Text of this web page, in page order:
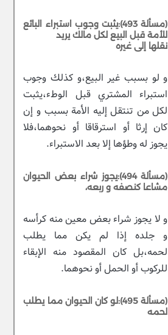
(مسألة 493):يثبت وجوب استبراء البائع
للأمة قبل البيع لكل مالك يريد
نقلها إلى غيره
و لو بسبب غير البيع،و كذلك وجوب
استبراء المشتري قبل الوطء،يثبت
لكل من تنتقل إليه الأمة بسبب و إن
كان إرثا أو استرقاقا أو نحوهما،فلا
يجوز له وطؤها إلا بعد الاستبراء.
(مسألة 494):يجوز شراء بعض الحيوان
مشاعا كنصفه و ربعه،
و لا يجوز شراء بعض معين منه كرأسه
و جلده إذا لم يكن مما يطلب
لحمه،بل كان المقصود منه الإبقاء
للركوب أو الحمل أو نحوهما.
(مسألة 495):لو كان الحيوان مما يطلب
لحمه